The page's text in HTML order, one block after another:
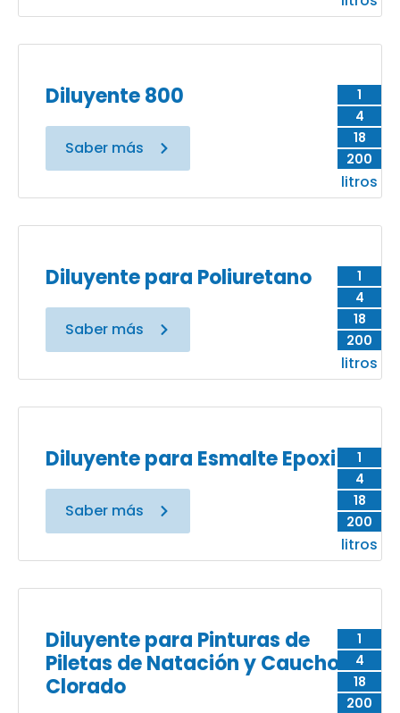
1
4
18
200
litros
Diluyente 800
Saber más
1
4
18
200
litros
Diluyente para Poliuretano
Saber más
1
4
18
200
litros
Diluyente para Esmalte Epoxi
Saber más
1
4
18
200
Diluyente para Pinturas de
Piletas de Natación y Caucho
Clorado